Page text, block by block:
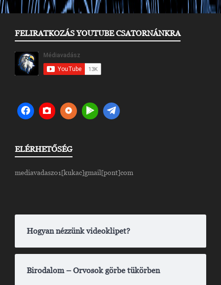
FELIRATKOZÁS YOUTUBE CSATORNÁNKRA
ELÉRHETŐSÉG
mediavadasz01[kukac]gmail[pont]com
Hogyan nézzünk videoklipet?
Birodalom – Orvosok görbe tükörben